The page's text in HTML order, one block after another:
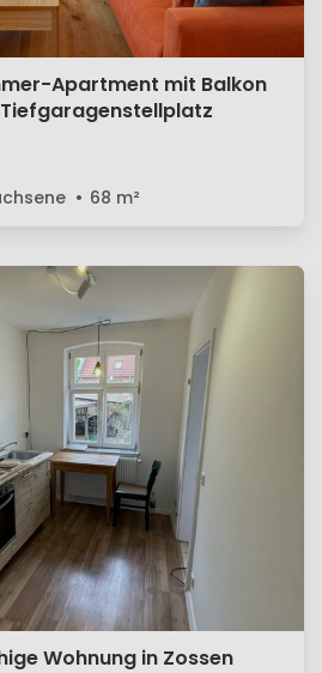
Apartment mit Balkon
68 m²
Wohnung in Zossen